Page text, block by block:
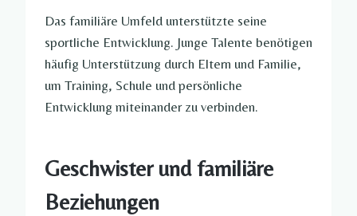
Das familiäre Umfeld unterstützte seine
sportliche Entwicklung. Junge Talente benötigen
häufig Unterstützung durch Eltern und Familie,
um Training, Schule und persönliche
Entwicklung miteinander zu verbinden.
Geschwister und familiäre
Beziehungen